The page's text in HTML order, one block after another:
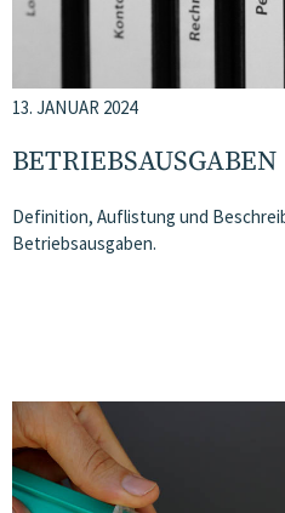
13. JANUAR 2024
BETRIEBSAUSGABEN
Definition, Auflistung und
Betriebsausgaben.